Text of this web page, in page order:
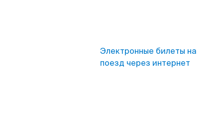
Электронные билеты на
поезд через интернет